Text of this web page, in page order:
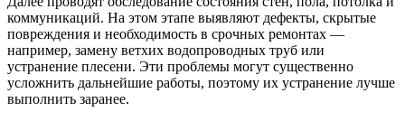
коммуникаций. На этом этапе выявляют дефекты, скрытые
повреждения и необходимость в срочных ремонтах —
например, замену ветхих водопроводных труб или
устранение плесени. Эти проблемы могут существенно
усложнить дальнейшие работы, поэтому их устранение лучше
выполнить заранее.